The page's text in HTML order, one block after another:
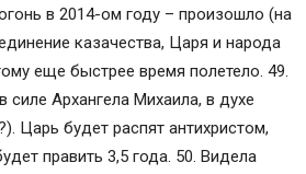
в 2014-ом году – произошло (на
казачества, Царя и народа
еще быстрее время полетело. 49.
Архангела Михаила, в духе
Царь будет распят антихристом,
править 3,5 года. 50. Видела